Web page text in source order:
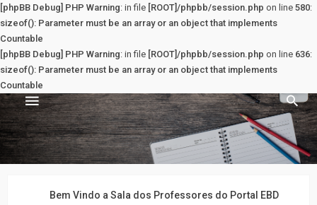
[phpBB Debug] PHP Warning: in file [ROOT]/phpbb/session.php on line 580:
sizeof(): Parameter must be an array or an object that implements
Countable
[phpBB Debug] PHP Warning: in file [ROOT]/phpbb/session.php on line 636:
sizeof(): Parameter must be an array or an object that implements
Countable
Sala dos Professores
Bem Vindo a Sala dos Professores do Portal EBD